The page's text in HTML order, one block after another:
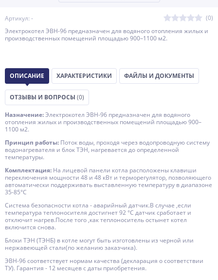
Артикул: -
(0)
Электрокотел ЭВН-96 предназначен для водяного отопления жилых и
производственных помещений площадью 900–1100 м2.
ОПИСАНИЕ ХАРАКТЕРИСТИКИ ФАЙЛЫ И ДОКУМЕНТЫ
ОТЗЫВЫ И ВОПРОСЫ (0)
Назначение:Электрокотел ЭВН-96 предназначен для водяного
отопления жилых и производственных помещений площадью 900–
1100 м2.
Принцип работы: Поток воды, проходя через водопроводную систему
водонагревателя и блок ТЭН, нагревается до определенной
температуры.
Комплектация: На лицевой панели котла расположены клавиши
переключения мощности 48 и 48 кВт и терморегулятор, позволяющего
автоматически поддерживать выставленную температуру в диапазоне
35-85°С
Система безопасности котла - аварийный датчик.В случае ,если
температура теплоносителя достигнет 92 °С датчик сработает и
отключит нагрев.После того ,как теплоноситель остынет котел
включится снова.
Блоки ТЭН (ТЭНБ) в котле могут быть изготовлены из черной или
нержавеющей стали(по желанию заказчика).
ЭВН-96 соответствует нормам качества (декларация о соответствии
ТУ). Гарантия - 12 месяцев с даты приобретения.